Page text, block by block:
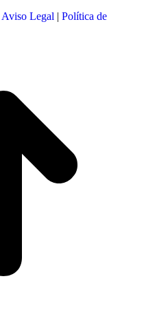
Aviso Legal | Política de